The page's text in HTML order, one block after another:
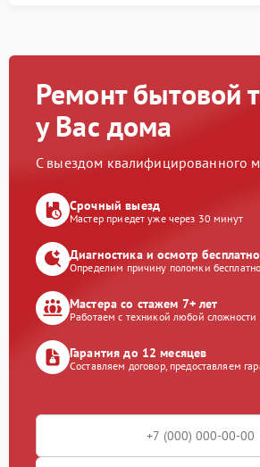
Ремонт бытовой
у Вас дома
С выездом квалифицированного
Срочный выезд
Мастер приедет уже через 30 минут
Диагностика и осмотр бесплатно
Определим причину поломки бесплатно
Мастера со стажем 7+ лет
Работаем с техникой любой сложности
Гарантия до 12 месяцев
Составляем договор, предоставляем